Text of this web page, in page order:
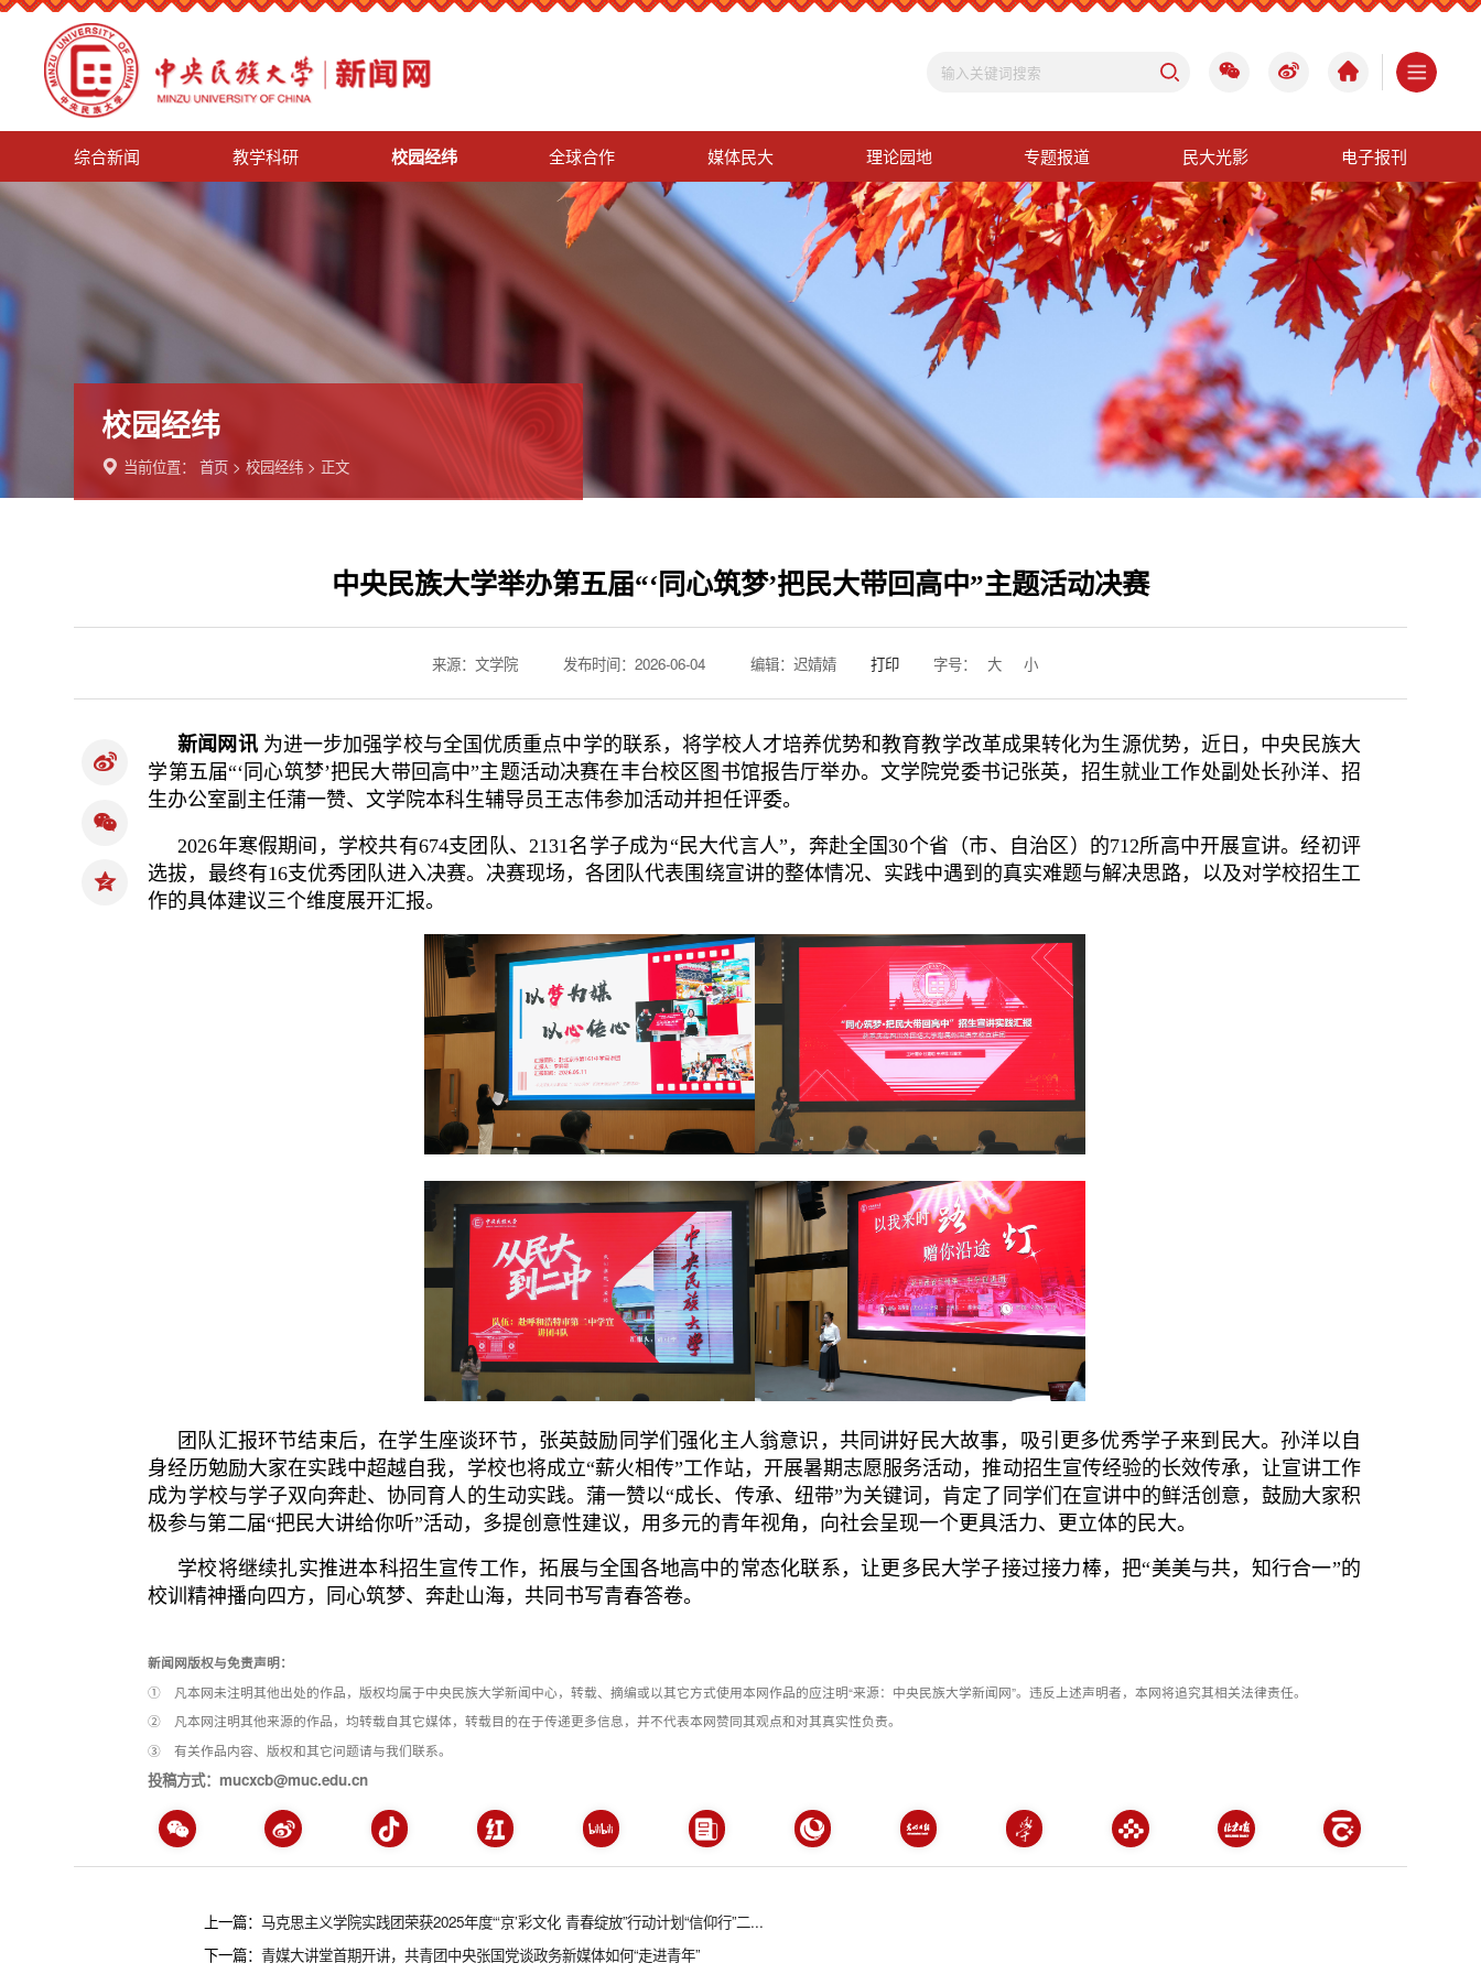
综合新闻 教学科研 校园经纬 全球合作 媒体民大 理论园地 专题报道 民大光影 电子报刊
校园经纬
当前位置：首页 >校园经纬 > 正文
中央民族大学举办第五届“‘同心筑梦’把民大带回高中”主题活动决赛
来源：文学院 发布时间：2026-06-04 编辑：迟婧婧 打印 字号： 大 小
新闻网讯为进一步加强学校与全国优质重点中学的联系，将学校人才培养优势和教育教学改革成果转化为生源优势，近日，中央民族大
学第五届“‘同心筑梦’把民大带回高中”主题活动决赛在丰台校区图书馆报告厅举办。文学院党委书记张英，招生就业工作处副处长孙洋、招
生办公室副主任蒲一赞、文学院本科生辅导员王志伟参加活动并担任评委。
2026年寒假期间，学校共有674支团队、2131名学子成为“民大代言人”，奔赴全国30个省（市、自治区）的712所高中开展宣讲。经初评
选拔，最终有16支优秀团队进入决赛。决赛现场，各团队代表围绕宣讲的整体情况、实践中遇到的真实难题与解决思路，以及对学校招生工
作的具体建议三个维度展开汇报。
团队汇报环节结束后，在学生座谈环节，张英鼓励同学们强化主人翁意识，共同讲好民大故事，吸引更多优秀学子来到民大。孙洋以自
身经历勉励大家在实践中超越自我，学校也将成立“薪火相传”工作站，开展暑期志愿服务活动，推动招生宣传经验的长效传承，让宣讲工作
成为学校与学子双向奔赴、协同育人的生动实践。蒲一赞以“成长、传承、纽带”为关键词，肯定了同学们在宣讲中的鲜活创意，鼓励大家积
极参与第二届“把民大讲给你听”活动，多提创意性建议，用多元的青年视角，向社会呈现一个更具活力、更立体的民大。
学校将继续扎实推进本科招生宣传工作，拓展与全国各地高中的常态化联系，让更多民大学子接过接力棒，把“美美与共，知行合一”的
校训精神播向四方，同心筑梦、奔赴山海，共同书写青春答卷。
新闻网版权与免责声明：
① 凡本网未注明其他出处的作品，版权均属于中央民族大学新闻中心，转载、摘编或以其它方式使用本网作品的应注明“来源：中央民族大学新闻网”。违反上述声明者，本网将追究其相关法律责任。
② 凡本网注明其他来源的作品，均转载自其它媒体，转载目的在于传递更多信息，并不代表本网赞同其观点和对其真实性负责。
③ 有关作品内容、版权和其它问题请与我们联系。
投稿方式：mucxcb@muc.edu.cn
上一篇： 马克思主义学院实践团荣获2025年度“‘京’彩文化 青春绽放”行动计划“信仰行”二...
下一篇： 青媒大讲堂首期开讲，共青团中央张国党谈政务新媒体如何“走进青年”